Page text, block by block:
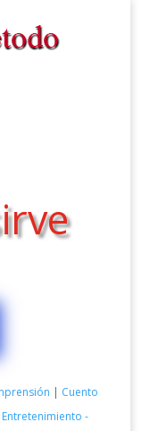
| Cuento
Entretenimiento -